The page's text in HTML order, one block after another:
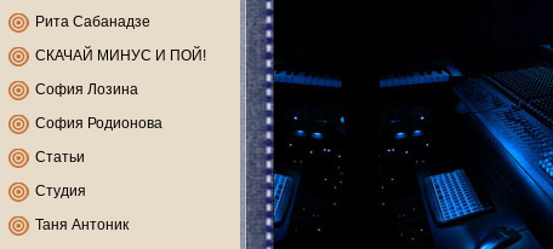
Рита Сабанадзе
СКАЧАЙ МИНУС И ПОЙ!
София Лозина
София Родионова
Статьи
Студия
Таня Антоник